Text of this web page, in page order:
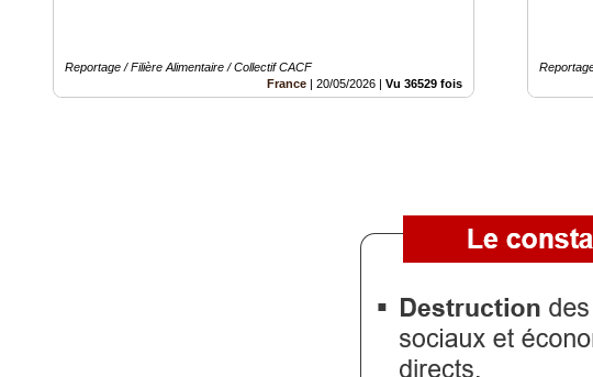
Reportage / Filière Alimentaire / Collectif CACF
France | 20/05/2026 | Vu 36529 fois